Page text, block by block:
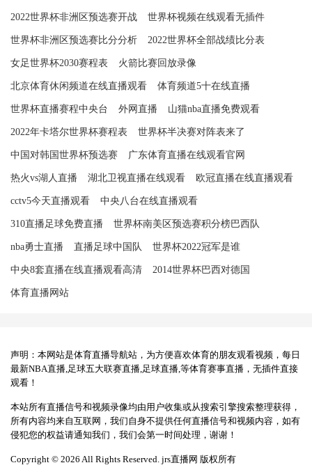
2022世界杯非洲区预选赛开战 世界杯视频在线观看无插件
世界杯非洲区预选赛比分分析 2022世界杯全部战绩比分表
女足世界杯2030赛程表 火箭比赛回放录像
北京体育休闲频道在线直播观看 体育频道5十在线直播
世界杯直播赛程中央台 外网直播 山猫nba直播免费观看
2022年卡塔尔世界杯赛程表 世界杯半决赛对阵表来了
中国对韩国世界杯预选赛 广东体育直播在线观看官网
热火vs湖人直播 湖北卫视直播在线观看 欧冠直播在线直播观看
cctv5今天直播观看 中央八台在线直播观看
310直播足球免费直播 世界杯南美区预选赛积分榜巴西队
nba勇士直播 直播足球中国队 世界杯2022冠军是谁
中央8套直播在线直播观看高清 2014世界杯巴西对德国
体育直播网站
声明：本网站是体育直播导航站，为方便喜欢体育的朋友观看视频，每日
最新NBA直播,足球五大联赛直播,足球直播,等体育赛事直播，无插件直接
观看！
本站所有直播信号和视频录像均由用户收集或从搜索引擎搜索整理获得，
所有内容均来自互联网，我们自身不提供任何直播信号和视频内容，如有
侵犯您的权益请通知我们，我们会第一时间处理，谢谢！
Copyright © 2026 All Rights Reserved. jrs直播网 版权所有